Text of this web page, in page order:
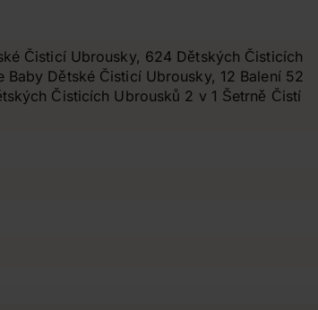
Čisticí Ubrousky, 624 Dětských Čisticích
Baby Dětské Čisticí Ubrousky, 12 Balení 52
Čisticích Ubrousků 2 v 1 Šetrně Čistí